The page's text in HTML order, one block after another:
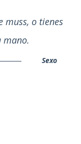
muss, o tienes
mano.
Sexo